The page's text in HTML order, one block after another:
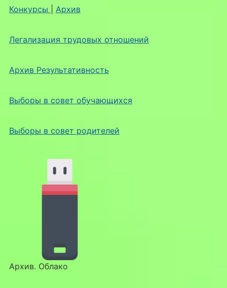
Конкурсы Архив
Легализация трудовых отношений
Архив Результативность
Выборы в совет обучающихся
Выборы в совет родителей
Архив. Облако